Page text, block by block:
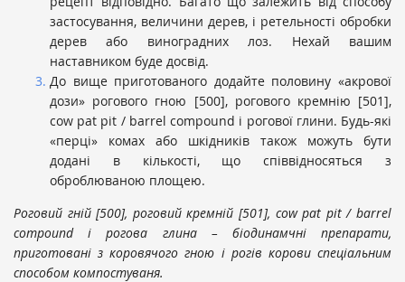
застосування, величини дерев, і ретельності обробки
дерев або виноградних лоз. Нехай вашим
наставником буде досвід.
До вище приготованого додайте половину «акрової
дози» рогового гною [500], рогового кремнію [501],
cow pat pit / barrel compound і рогової глини. Будь-які
«перці» комах або шкідників також можуть бути
додані в кількості, що співвідносяться з
оброблюваною площею.
Роговий гній[500], роговийкремній [501], cow pat pit / barrel
compound і рогова глина– біодинамчні препарати,
приготовані з коровячого гною і рогів корови спеціальним
способом компостуваня.